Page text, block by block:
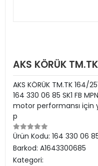
AKS KÖRÜK
AKS KÖRÜK TM.TK 164/
164 330 06 85 SK1 FB
motor performansı için
p
Ürün Kodu: 164 330 06 85
Barkod: A1643300685
Kategori: